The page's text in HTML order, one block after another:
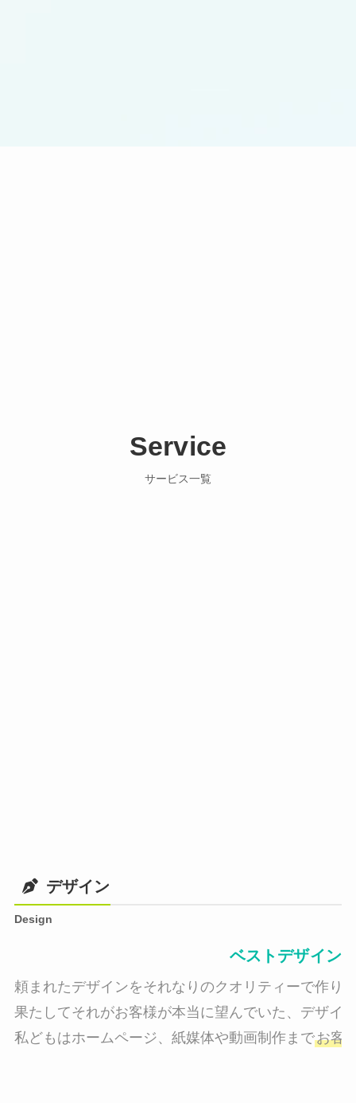
Service
サービス一覧
デザイン
Design
ベストデザイン
頼まれたデザインをそれなりのクオリティーで作り
果たしてそれがお客様が本当に望んでいた、デザイ
私どもはホームページ、紙媒体や動画制作までお客